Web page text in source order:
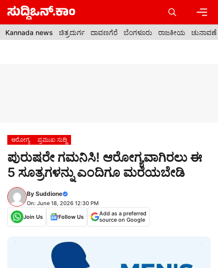
Skip
content
Kannada news ಚಿತ್ರದುರ್ಗ ದಾವಣಗೆರೆ ಬೆಂಗಳೂರು ರಾಜಕೀಯ ಚುನಾವಣೆ
ಆರೋಗ್ಯ ಪ್ರಮುಖ ಸುದ್ದಿ
ಪುರುಷರೇ ಗಮನಿಸಿ! ಆರೋಗ್ಯವಾಗಿರಲು ಈ
5 ಸೂತ್ರಗಳನ್ನು ಎಂದಿಗೂ ಮರೆಯಬೇಡಿ
By Suddione
On: June 18, 2026 12:30 PM
Join Us
Follow Us
Add as a preferred
source on Google